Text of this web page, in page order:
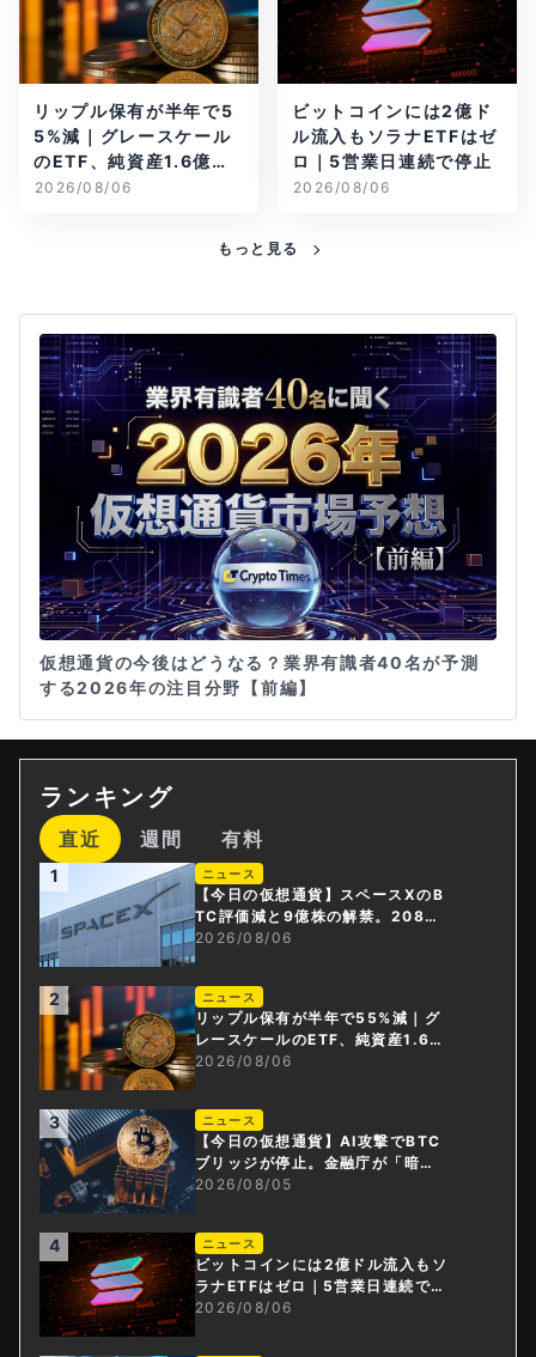
リップル保有が半年で5
5%減｜グレースケール
のETF、純資産1.6億ド
ル減
2026/08/06
ビットコインには2億ド
ル流入もソラナETFはゼ
ロ｜5営業日連続で停止
2026/08/06
もっと見る
仮想通貨の今後はどうなる？業界有識者40名が予測
する2026年の注目分野【前編】
ランキング
直近 週間 有料
1 ニュース
【今日の仮想通貨】スペースXのB
TC評価減と9億株の解禁。208億
円相当のBTCが盗難
2026/08/06
2 ニュース
リップル保有が半年で55%減｜グ
レースケールのETF、純資産1.6億
ドル減
2026/08/06
3 ニュース
【今日の仮想通貨】AI攻撃でBTC
ブリッジが停止。金融庁が「暗号
資産・ステーブルコイン課」新設
2026/08/05
4 ニュース
ビットコインには2億ドル流入もソ
ラナETFはゼロ｜5営業日連続で停
止
2026/08/06